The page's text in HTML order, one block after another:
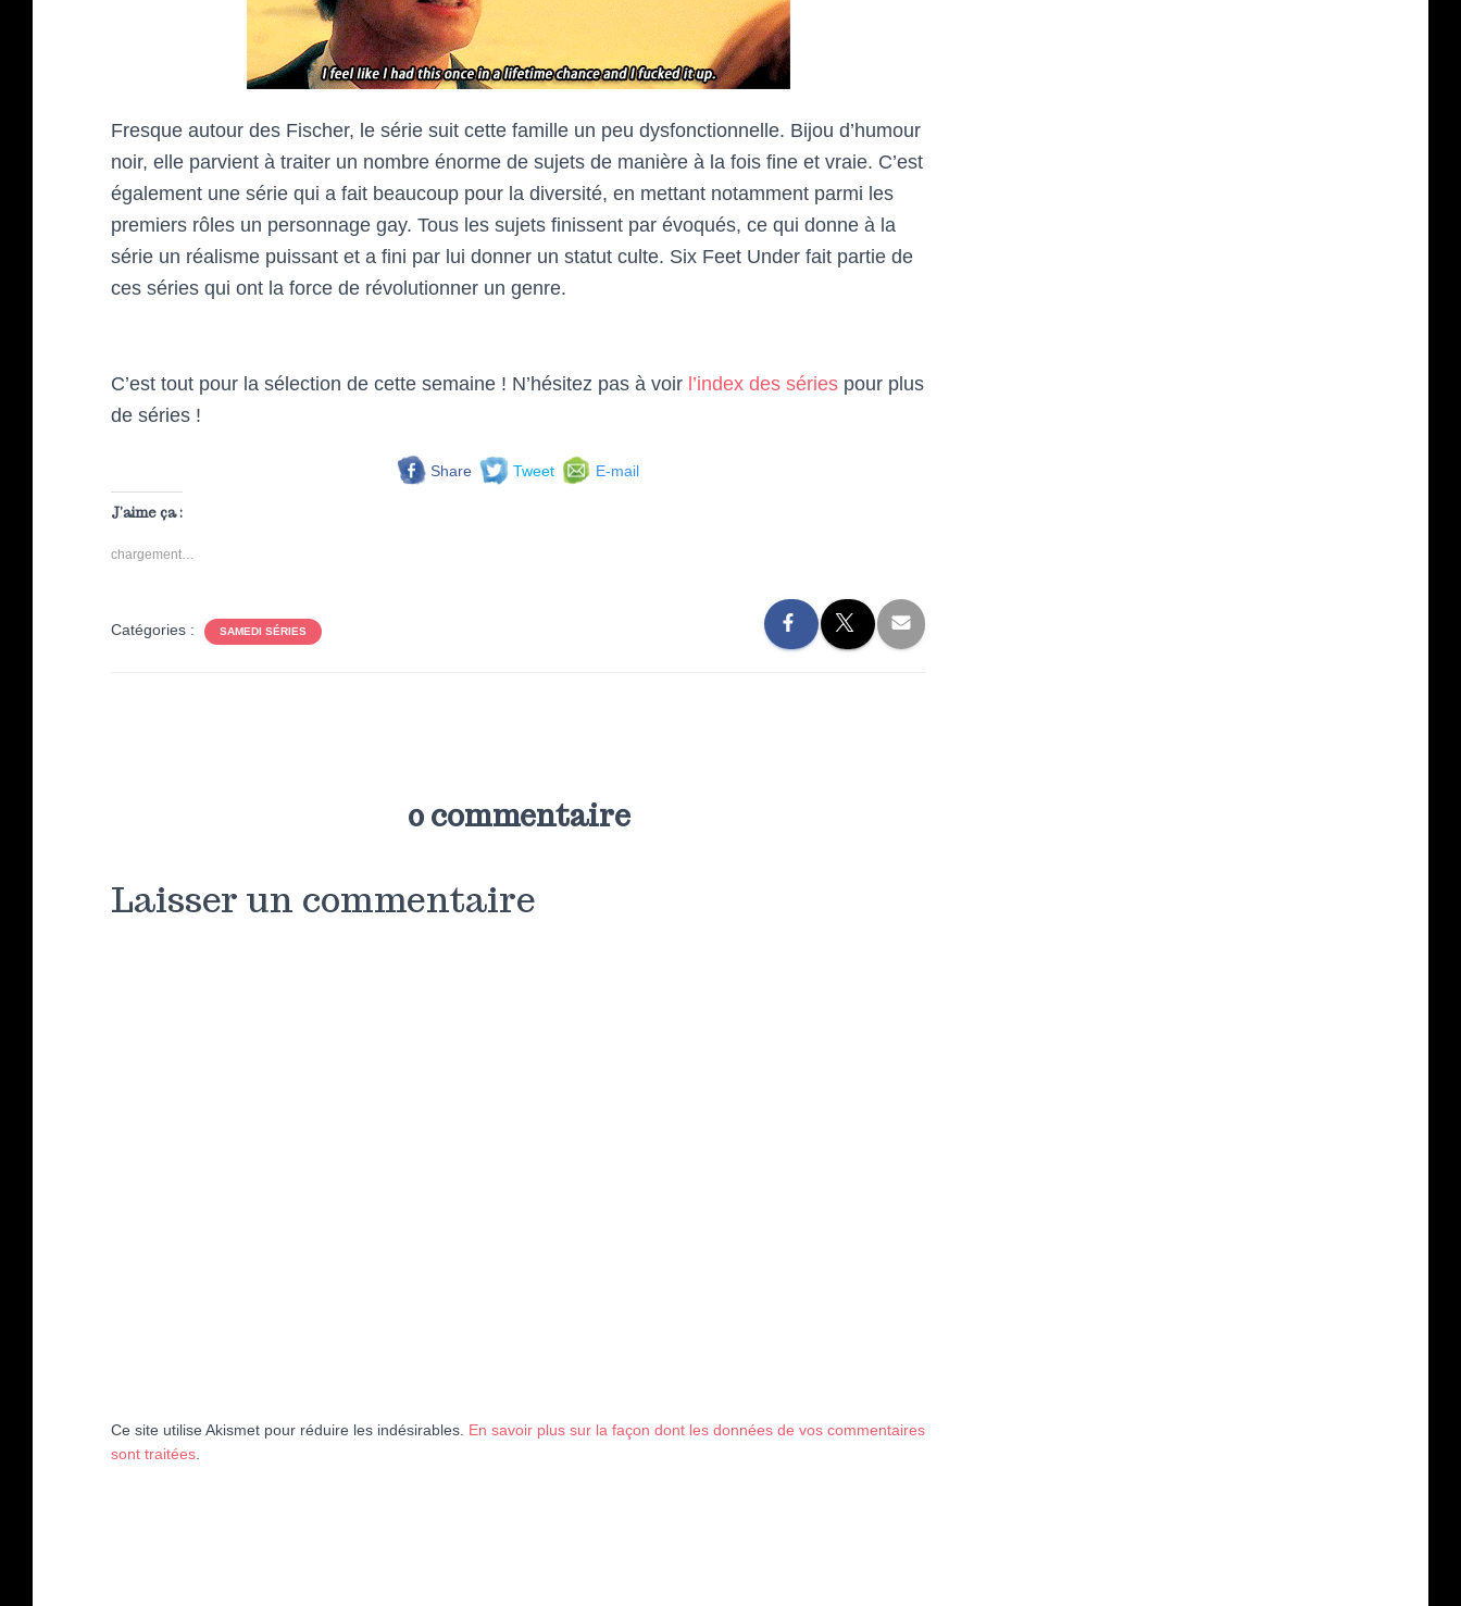
Fresque autour des Fischer, le série suit cette famille un peu dysfonctionnelle. Bijou d’humour
noir, elle parvient à traiter un nombre énorme de sujets de manière à la fois fine et vraie. C’est
également une série qui a fait beaucoup pour la diversité, en mettant notamment parmi les
premiers rôles un personnage gay. Tous les sujets finissent par évoqués, ce qui donne à la
série un réalisme puissant et a fini par lui donner un statut culte. Six Feet Under fait partie de
ces séries qui ont la force de révolutionner un genre.
C’est tout pour la sélection de cette semaine ! N’hésitez pas à voir l’index des séries pour plus
de séries !
Share Tweet E-mail
J’aime ça :
chargement…
Catégories : SAMEDI SÉRIES
0 commentaire
Laisser un commentaire
Ce site utilise Akismet pour réduire les indésirables. En savoir plus sur la façon dont les données de vos commentaires
sont traitées